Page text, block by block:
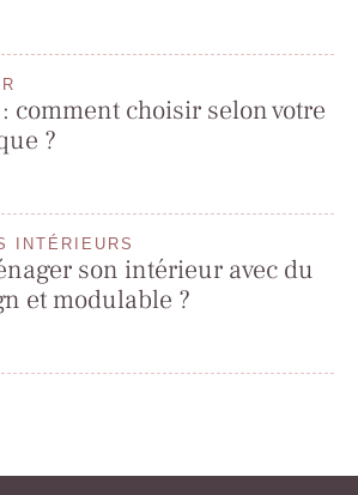
comment choisir selon votre
?
INTÉRIEURS
son intérieur avec du
et modulable ?